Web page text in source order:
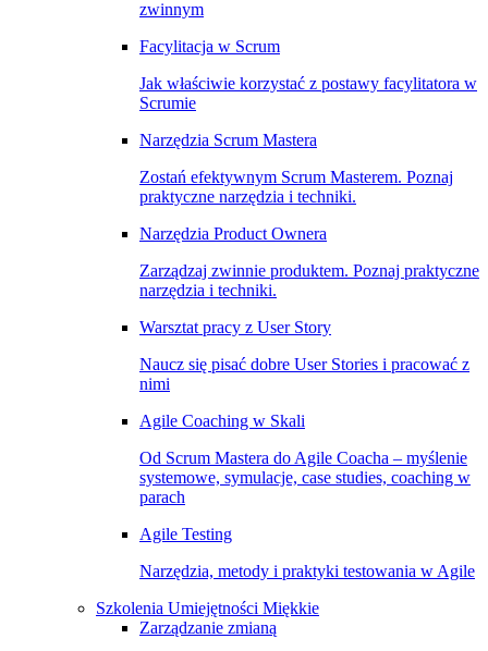
zwinnym
Facylitacja w Scrum
Jak właściwie korzystać z postawy facylitatora w
Scrumie
Narzędzia Scrum Mastera
Zostań efektywnym Scrum Masterem. Poznaj
praktyczne narzędzia i techniki.
Narzędzia Product Ownera
Zarządzaj zwinnie produktem. Poznaj praktyczne
narzędzia i techniki.
Warsztat pracy z User Story
Naucz się pisać dobre User Stories i pracować z
nimi
Agile Coaching w Skali
Od Scrum Mastera do Agile Coacha – myślenie
systemowe, symulacje, case studies, coaching w
parach
Agile Testing
Narzędzia, metody i praktyki testowania w Agile
Szkolenia Umiejętności Miękkie
Zarządzanie zmianą